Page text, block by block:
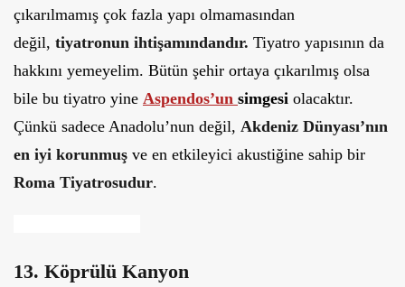
çıkarılmamış çok fazla yapı olmamasından
değil, tiyatronun ihtişamındandır. Tiyatro yapısının da
hakkını yemeyelim. Bütün şehir ortaya çıkarılmış olsa
bile bu tiyatro yine Aspendos’un simgesi olacaktır.
Çünkü sadece Anadolu’nun değil, Akdeniz Dünyası’nın
en iyi korunmuş ve en etkileyici akustiğine sahip bir
Roma Tiyatrosudur.
13. Köprülü Kanyon